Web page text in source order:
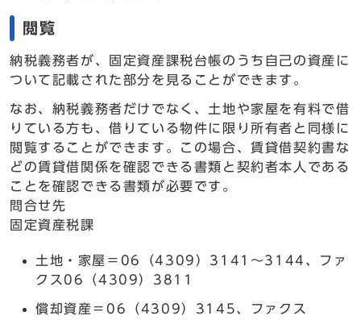
閲覧
納税義務者が、固定資産課税台帳のうち自己の資産に
ついて記載された部分を見ることができます。
なお、納税義務者だけでなく、土地や家屋を有料で借
りている方も、借りている物件に限り所有者と同様に
閲覧することができます。この場合、賃貸借契約書な
どの賃貸借関係を確認できる書類と契約者本人である
ことを確認できる書類が必要です。
問合せ先
固定資産税課
土地・家屋＝06（4309）3141～3144、ファ
クス06（4309）3811
償却資産＝06（4309）3145、ファクス